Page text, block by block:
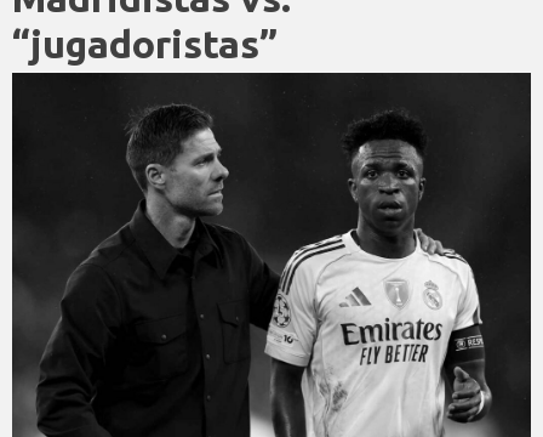
“jugadoristas”